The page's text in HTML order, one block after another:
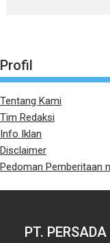
Profil
Tentang Kami
Tim Redaksi
Info Iklan
Disclaimer
Pedoman Pemberitaan
PT.